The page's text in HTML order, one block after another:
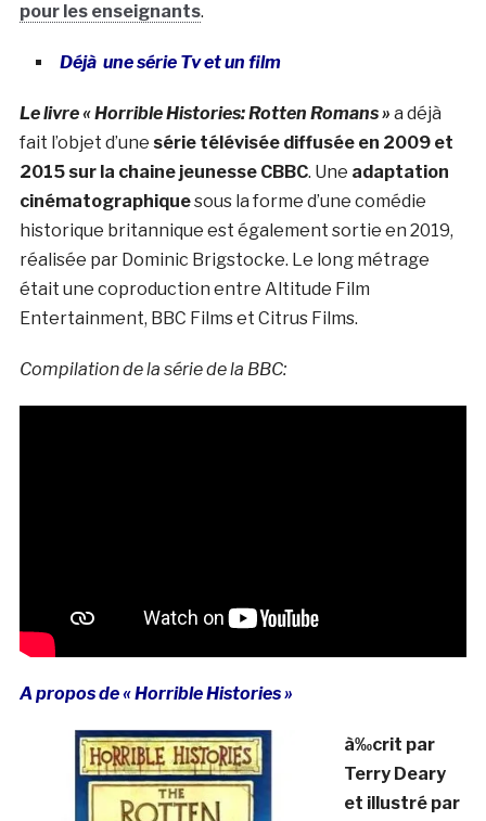
pour les enseignants.
Déjà une série Tv et un film
Le livre « Horrible Histories: Rotten Romans » a déjà
fait l’objet d’une série télévisée diffusée en 2009 et
2015 sur la chaine jeunesse CBBC. Une adaptation
cinématographiquesous la forme d’une comédie
historique britannique est également sortie en 2019,
réalisée par Dominic Brigstocke. Le long métrage
était une coproduction entre Altitude Film
Entertainment, BBC Films et Citrus Films.
Compilation de la série de la BBC:
A propos de « Horrible Histories »
à‰crit par
Terry Deary
et illustré par